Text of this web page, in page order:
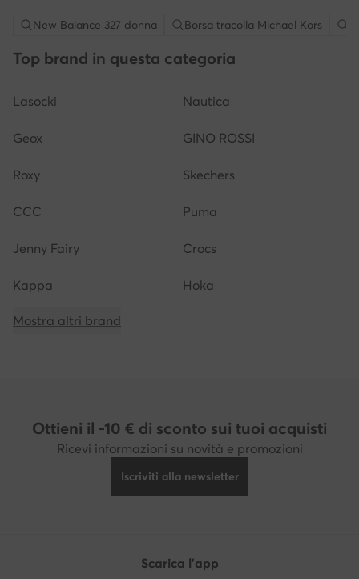
New Balance 327 donna Borsa tracolla Michael Kors
Top brand in questa categoria
Lasocki Nautica
Geox GINO ROSSI
Roxy Skechers
CCC Puma
Jenny Fairy Crocs
Kappa Hoka
Mostra altri brand
Ottieni il -10 € di sconto sui tuoi acquisti
Ricevi informazioni su novità e promozioni
Iscriviti alla newsletter
Scarica l'app